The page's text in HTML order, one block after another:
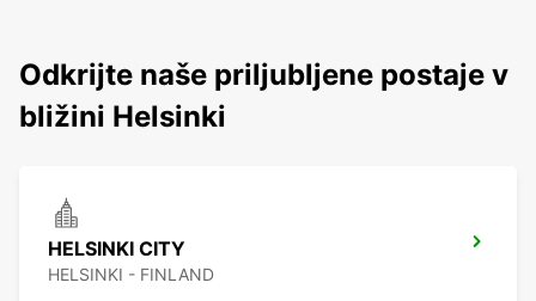
Odkrijte naše priljubljene postaje v
bližini Helsinki
HELSINKI CITY
HELSINKI - FINLAND